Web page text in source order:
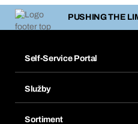
PUSHING THE
Self-Service Portal
Obľúbené
Služby
Sortiment